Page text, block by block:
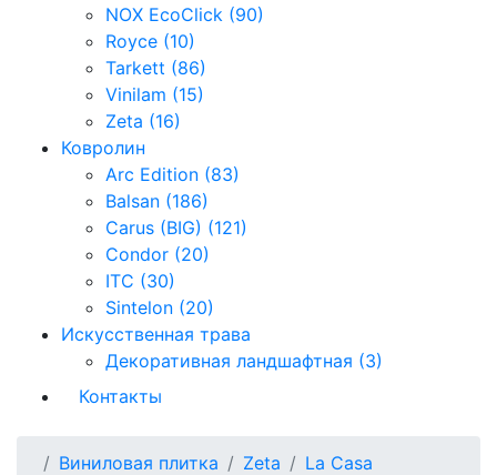
NOX EcoClick (90)
Royce (10)
Tarkett (86)
Vinilam (15)
Zeta (16)
Ковролин
Arc Edition (83)
Balsan (186)
Carus (BIG) (121)
Condor (20)
ITC (30)
Sintelon (20)
Искусственная трава
Декоративная ландшафтная (3)
Контакты
Виниловая плитка Zeta
La Casa